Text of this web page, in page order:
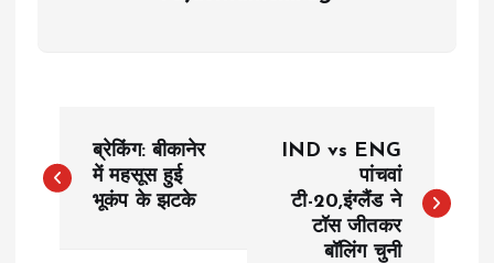
o
ब्रेकिंग: बीकानेर
में महसूस हुई
भूकंप के झटके
IND vs ENG
पांचवां
टी-20,इंग्लैंड ने
टॉस जीतकर
बॉलिंग चुनी